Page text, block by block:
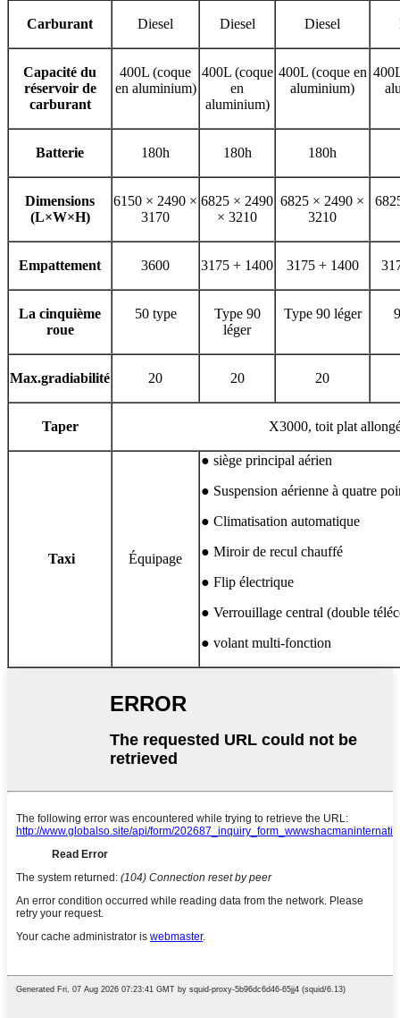
Carburant Diesel Diesel Diesel
Capacité du
réservoir de
carburant
400L (coque
en aluminium)
400L (coque
en
aluminium)
400L (coque en
aluminium)
Batterie 180h 180h 180h
Dimensions
(L×W×H)
6150 × 2490 ×
3170
6825 × 2490
× 3210
6825 × 2490 ×
3210
Empattement 3600 3175 + 1400 3175 + 1400
La cinquième
roue
50 type
Type 90
léger
Type 90 léger
Max.gradiabilité 20 20 20
Taper X3000, toit plat
Taxi Équipage
● siège principal aérien
● Suspension aérienne à quatre
● Climatisation automatique
● Miroir de recul chauffé
● Flip électrique
● Verrouillage central (double
● volant multi-fonction